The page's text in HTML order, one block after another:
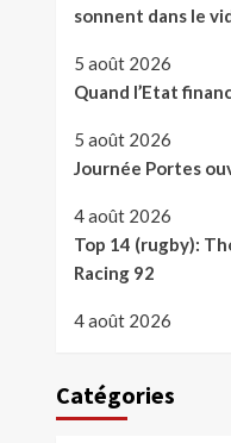
sonnent dans le
5 août 2026
Quand l’Etat
5 août 2026
Journée Portes
4 août 2026
Top 14 (rugby):
Racing 92
4 août 2026
Catégories